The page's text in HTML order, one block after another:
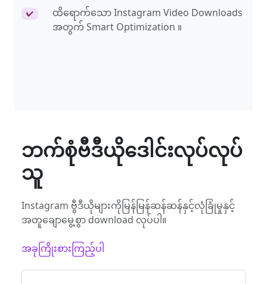
✔
ထိရောက်သော Instagram Video Downloads
အတွက် Smart Optimization ။
ဘက်စုံဗီဒီယိုဒေါင်းလုပ်လုပ်
သူ
Instagram ဗွီဒီယိုများကိုမြန်မြန်ဆန်ဆန်နှင့်လုံခြုံမှုနှင့်
အတူချောမွေ့စွာ download လုပ်ပါ။
အခုကြိုးစားကြည့်ပါ